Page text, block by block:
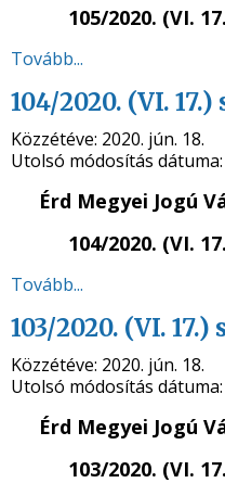
105/2020. (VI.
Tovább...
104/2020. (VI.
Közzétéve: 2020. jún. 18.
Utolsó módosítás dátuma:
Érd Megyei Jogú
104/2020. (VI.
Tovább...
103/2020. (VI.
Közzétéve: 2020. jún. 18.
Utolsó módosítás dátuma:
Érd Megyei Jogú
103/2020. (VI.